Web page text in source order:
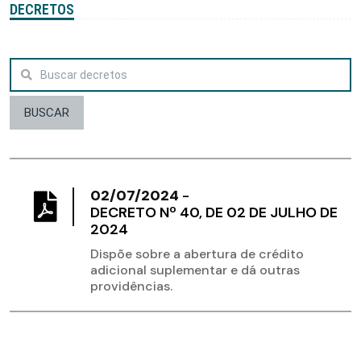
DECRETOS
BUSCAR
02/07/2024 -
DECRETO Nº 40, DE 02 DE JULHO DE
2024
Dispõe sobre a abertura de crédito
adicional suplementar e dá outras
providências.